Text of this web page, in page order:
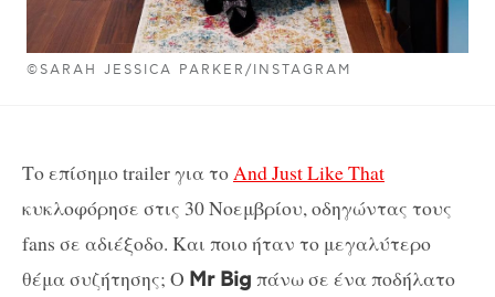
©SARAH JESSICA PARKER/INSTAGRAM
Το επίσημοtrailerγια το AndJustLikeThat
κυκλοφόρησε στις 30 Νοεμβρίου, οδηγώντας τους
fans σε αδιέξοδο. Και ποιο ήταν το μεγαλύτερο
θέμα συζήτησης; Ο Mr Big πάνω σε ένα ποδήλατο